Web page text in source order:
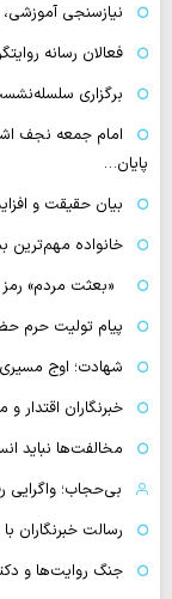
نیازسنجی
فعالان رسانه‌
برگزاری
امام جمعه نجف
پایان…
بیان حقیقت و
خانواده مهم‌ترین
«بعثت مردم»
پیام تولیت حرم
شهادت؛ اوج
خبرنگاران اقتدار
مخالفت‌ها نباید
بی‌حجاب؛ واگرایی
رسالت خبرنگاران
جنگ روایت‌ها و